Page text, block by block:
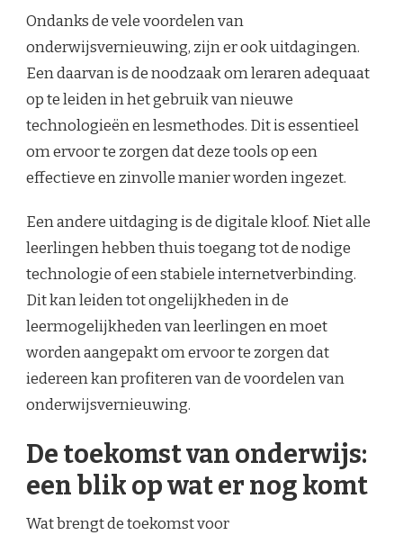
Ondanks de vele voordelen van
onderwijsvernieuwing, zijn er ook uitdagingen.
Een daarvan is de noodzaak om leraren adequaat
op te leiden in het gebruik van nieuwe
technologieën en lesmethodes. Dit is essentieel
om ervoor te zorgen dat deze tools op een
effectieve en zinvolle manier worden ingezet.
Een andere uitdaging is de digitale kloof. Niet alle
leerlingen hebben thuis toegang tot de nodige
technologie of een stabiele internetverbinding.
Dit kan leiden tot ongelijkheden in de
leermogelijkheden van leerlingen en moet
worden aangepakt om ervoor te zorgen dat
iedereen kan profiteren van de voordelen van
onderwijsvernieuwing.
De toekomst van onderwijs:
een blik op wat er nog komt
Wat brengt de toekomst voor